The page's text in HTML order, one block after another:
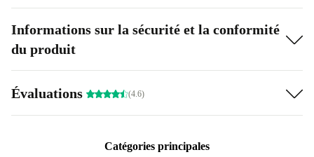
Informations sur la sécurité et la conformité
du produit
Évaluations (4.6)
Catégories principales